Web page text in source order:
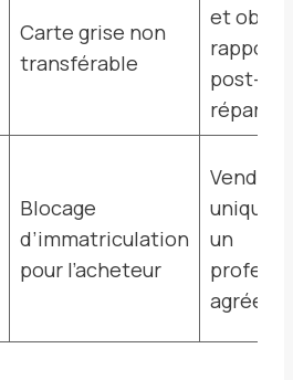
Carte grise non
transférable
et
rapport
post-
Blocage
d’immatriculation
pour l’acheteur
Vendre
un
agréé